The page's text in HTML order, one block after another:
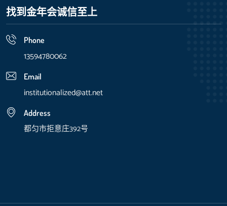
找到金年会诚信至上
Phone
13594780062
Email
institutionalized@att.net
Address
都匀市拒意庄392号